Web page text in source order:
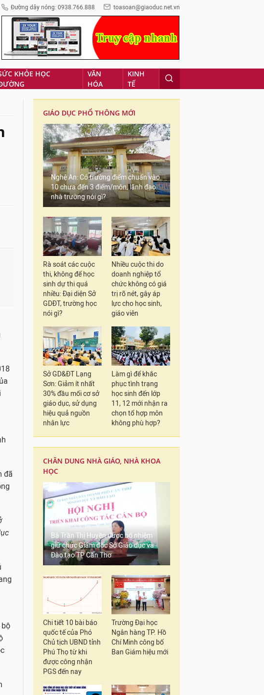
Đường dây nóng: 0938.766.888 toasoan@giaoduc.net.vn
KHỎE HỌC
VĂN
HÓA
KINH
TẾ
đã
bộ
GIÁO DỤC PHỔ THÔNG MỚI
Nghệ An: Có trường điểm chuẩn vào
10 chưa đến 3 điểm/môn, lãnh đạo
nhà trường nói gì?
Rà soát các cuộc
thi, không để học
sinh dự thi quá
nhiều: Đại diện Sở
GDĐT, trường học
nói gì?
Nhiều cuộc thi do
doanh nghiệp tổ
chức không có giá
trị rõ nét, gây áp
lực cho học sinh,
giáo viên
Sở GD&ĐT Lạng
Sơn: Giảm ít nhất
30% đầu mối cơ sở
giáo dục, sử dụng
hiệu quả nguồn
nhân lực
Làm gì để khắc
phục tình trạng
học sinh đến lớp
11, 12 mới nhận ra
chọn tổ hợp môn
không phù hợp?
CHÂN DUNG NHÀ GIÁO, NHÀ KHOA
HỌC
Bà Trần Thị Huyền được bổ nhiệm
giữ chức Giám đốc Sở Giáo dục và
Đào tạo TP Cần Thơ
Chi tiết 10 bài báo
quốc tế của Phó
Chủ tịch UBND tỉnh
Phú Thọ từ khi
được công nhận
PGS đến nay
Trường Đại học
Ngân hàng TP. Hồ
Chí Minh công bố
Ban Giám hiệu mới